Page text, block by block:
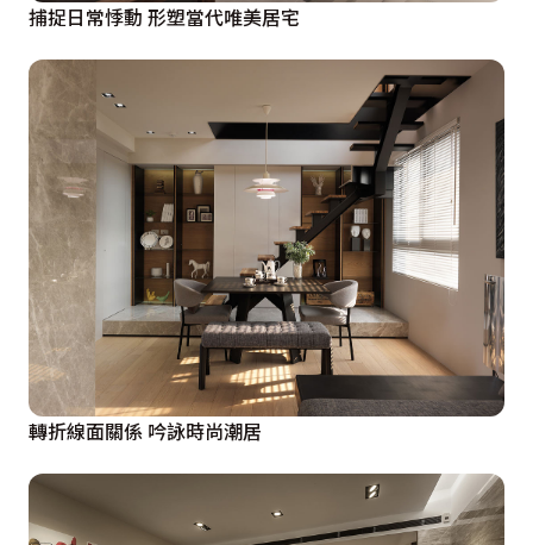
捕捉日常悸動 形塑當代唯美居宅
轉折線面關係 吟詠時尚潮居